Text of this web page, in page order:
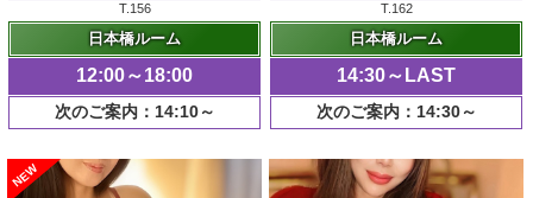
T.156
日本橋ルーム
12:00～18:00
次のご案内：14:10～
T.162
日本橋ルーム
14:30～LAST
次のご案内：14:30～
NEW